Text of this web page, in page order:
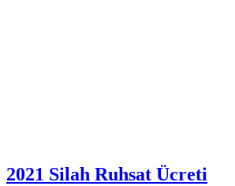
2021 Silah Ruhsat Ücreti